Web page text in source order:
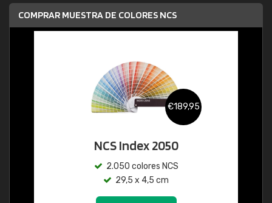
COMPRAR MUESTRA DE COLORES NCS
€189,95
NCS Index 2050
2.050 colores NCS
29,5 x 4,5 cm